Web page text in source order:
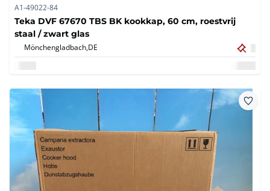
A1-49022-84
Teka DVF 67670 TBS BK kookkap, 60 cm, roestvrij
staal / zwart glas
Mönchengladbach,DE